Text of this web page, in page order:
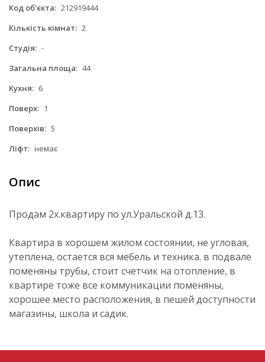
Код об'єкта: 212919444
Кількість кімнат: 2
Студія: -
Загальна площа: 44
Кухня: 6
Поверх: 1
Поверхів: 5
Ліфт: немає
Опис
Продам 2х.квартиру по ул.Уральской д.13.
Квартира в хорошем жилом состоянии, не угловая,
утеплена, остается вся мебель и техника. в подвале
поменяны трубы, стоит счетчик на отопление, в
квартире тоже все коммуникации поменяны,
хорошее место расположения, в пешей доступности
магазины, школа и садик.